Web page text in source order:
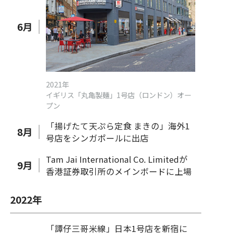
6月
2021年
イギリス「丸亀製麺」1号店（ロンドン）オー
プン
8月
「揚げたて天ぷら定食 まきの」海外1
号店をシンガポールに出店
9月
Tam Jai International Co. Limitedが
香港証券取引所のメインボードに上場
2022年
「譚仔三哥米線」日本1号店を新宿に